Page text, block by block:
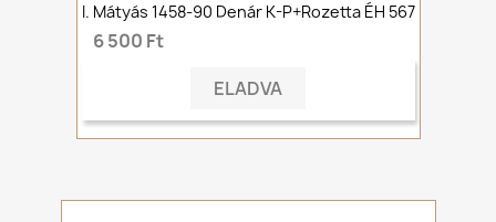
I. Mátyás 1458-90 Denár K-P+rozetta ÉH 567
6 500 Ft
ELADVA